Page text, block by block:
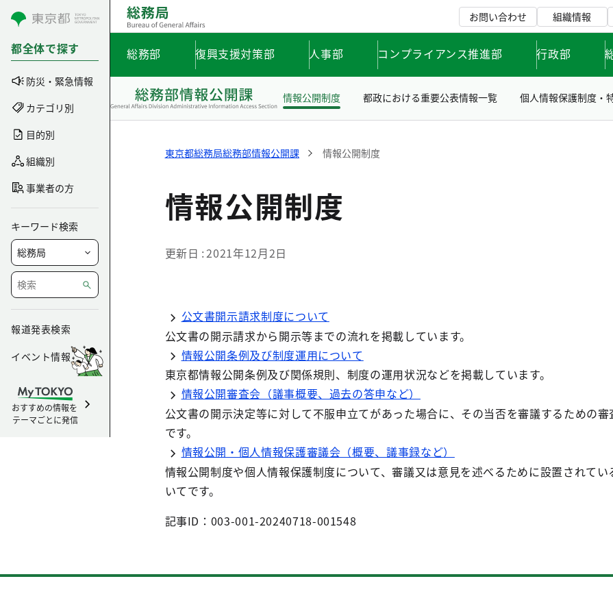
コンテンツにスキップ
都全体で探す
防災・緊急情報
カテゴリ別
目的別
組織別
事業者の方
キーワード検索
報道発表検索
イベント情報
おすすめの情報を
テーマごとに発信
お問い合わせ 組織情報
総務部 復興支援対策部 人事部 コンプライアンス推進部 行政部
情報公開制度 都政における重要公表情報一覧 個人情報保護制度・
東京都総務局総務部情報公開課 情報公開制度
情報公開制度
更新日 2021年12月2日
公文書開示請求制度について
公文書の開示請求から開示等までの流れを掲載しています。
情報公開条例及び制度運用について
東京都情報公開条例及び関係規則、制度の運用状況などを掲載しています。
情報公開審査会（議事概要、過去の答申など）
公文書の開示決定等に対して不服申立てがあった場合に、その当否を審議するための審
です。
情報公開・個人情報保護審議会（概要、議事録など）
情報公開制度や個人情報保護制度について、審議又は意見を述べるために設置されてい
いてです。
記事ID：003-001-20240718-001548